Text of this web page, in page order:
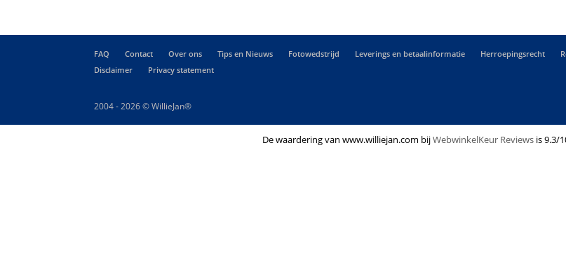
FAQ Contact Over ons Tips en Nieuws Fotowedstrijd Leverings en betaalinformatie Herroepingsrecht
Disclaimer
Privacy statement
2004 - 2026 © WillieJan®
De waardering van www.williejan.com bijWebwinkelKeur Reviewsis 9.3/